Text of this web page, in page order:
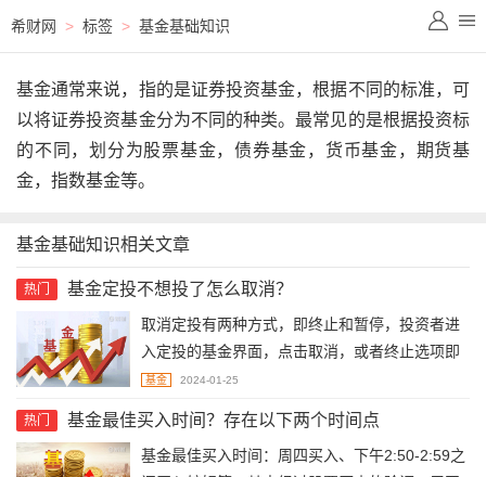
希财网 > 标签 > 基金基础知识
基金通常来说，指的是证券投资基金，根据不同的标准，可
以将证券投资基金分为不同的种类。最常见的是根据投资标
的不同，划分为股票基金，债券基金，货币基金，期货基
金，指数基金等。
基金基础知识相关文章
热门 基金定投不想投了怎么取消？
取消定投有两种方式，即终止和暂停，投资者进
入定投的基金界面，点击取消，或者终止选项即
可。以支付宝的基金为例：登入支付宝APP，点
投详情页面，然后点击页面底部“管理”-“暂停/终
止”。
基金 2024-01-25
热门 基金最佳买入时间？存在以下两个时间点
​基金最佳买入时间：周四买入、下午2:50-2:59之